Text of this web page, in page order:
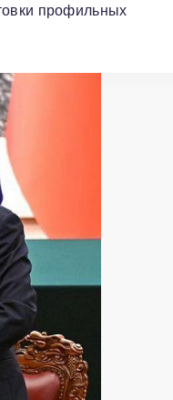
профильных